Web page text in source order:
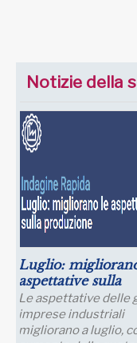
Notizie della
Luglio:
aspettative sulla
produzione
Le aspettative delle
imprese industriali
migliorano a luglio,